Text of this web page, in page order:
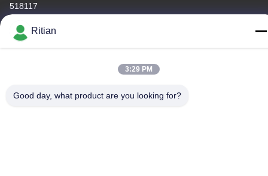
518117
TelefonRitian
3:29 PM
Good day, what product are you looking for?